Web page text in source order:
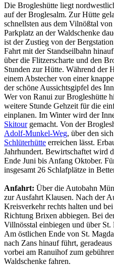
Die Brogleshütte liegt
auf der Broglesalm. Zur Hütte
schnellsten aus dem Vilnößtal
Parkplatz an der Waldschenke
ist der Zustieg von der
Fahrt mit der Standseilbahn
über die Flitzerscharte und den
Stunden zur Hütte. Während der
einem Abstecher von einer
der schöne Aussichtsgipfel des
Wer von Ranui zur Brogleshütte
weitere Stunde Gehzeit für die
einplanen. Im Winter wird der
Skitourgemacht. Von der
Adolf-Munkel-Weg, über den
Schlüterhütte erreichen lässt.
Jahrhundert. Bewirtschaftet wird
Ende Juni bis Anfang Oktober.
insgesamt 26 Schlafplätze in
Anfahrt: Über die Autobahn
zur Ausfahrt Klausen. Nach der
Kreisverkehr rechts halten und
Richtung Brixen abbiegen. Bei
Villnösstal einbiegen und über St.
Am östlichen Ende von St.
nach Zans hinauf führt,
vorbei am Ranuihof zum
Waldschenke fahren.